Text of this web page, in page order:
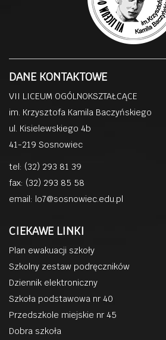
DANE KONTAKTOWE
VII LICEUM OGÓLNOKSZTAŁCĄCE
im. Krzysztofa Kamila Baczyńskiego
ul. Kisielewskiego 4b
41-219 Sosnowiec
tel: (32) 293 81 39
fax: (32) 293 85 58
email: lo7@sosnowiec.edu.pl
CIEKAWE LINKI
Plan ewakuacji szkoły
Szkolny zestaw podręczników
Dziennik elektroniczny
Szkoła podstawowa nr 40
Przedszkole miejskie nr 45
Dobra szkoła